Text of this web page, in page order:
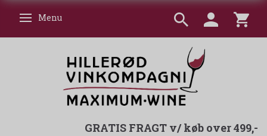
Skifte navigation
Menu
GRATIS FRAGT v/ køb over 499,-